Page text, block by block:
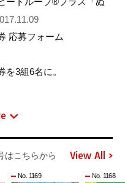
応募フォーム
を3組6名に。
はこちらから View All
No. 1169 No. 1168